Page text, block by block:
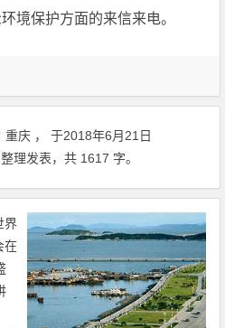
境保护方面的来信来电。
重庆 ， 于2018年6月21日
整理发表，共 1617 字。